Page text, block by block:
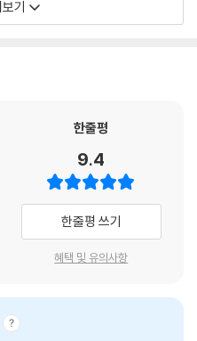
체 놀이
기는 전환 주의력, 그리고 동시에
4~7세 시기부터 꼭 발달시켜야
하면 주의 분산, 주의 지속, 주의
필요한 주의력 - 집중력이 좋은
서 목표 지향 의식과 주의 집중,
등의 조절력이 생기고 의도적 통
세부터는 자기 조절력을 충분히 배
아이의 행동을 허용해선 안 된다
발달이 이뤄지고 사회화에 의한
스란히 담겨 있다. 4~7세 아이의
지식, 주의력, 자기 조절력을 다룬
감이 4~7세 부모의 걱정과 불안,
나게 한다!”
우는 결정적 시기
단 한 권의 육아 지침서
위해 반드시 한 가지 기준을 세워
다. 어려운 수학 문제를 척척 풀지
르지만 친구들이 다 아는 것을 혼
을 잃고 한쪽으로 치우치기 시작
을 가르치는 쪽으로 쏠리기도 하
. 작은 씨앗에게 부모는 세상의
모든 어머니와 아버지에게 이 책
들 때면 언제든지 돌아갈 수 있는
에게 감사를 표한다.
기
한줄평
9.4
한줄평 쓰기
혜택 및 유의사항